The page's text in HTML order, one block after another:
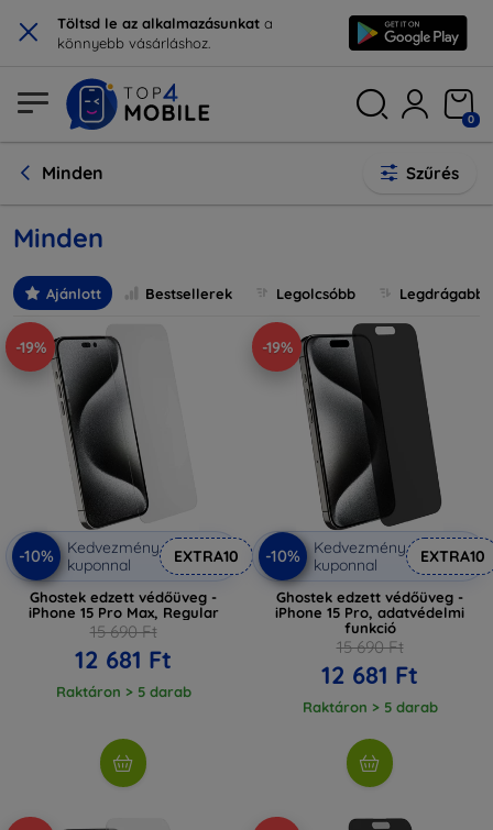
× Töltsd le az alkalmazásunkat a
könnyebb vásárláshoz.
0
Minden Szűrés
Minden
Ajánlott Bestsellerek Legolcsóbb Legdrágabb
-19%
-10%
Kedvezmény
kuponnal
EXTRA10
Ghostek edzett védőüveg -
iPhone 15 Pro Max, Regular
15 690 Ft
12 681 Ft
Raktáron > 5 darab
-19%
-10%
Kedvezmény
kuponnal
EXTRA10
Ghostek edzett védőüveg -
iPhone 15 Pro, adatvédelmi
funkció
15 690 Ft
12 681 Ft
Raktáron > 5 darab